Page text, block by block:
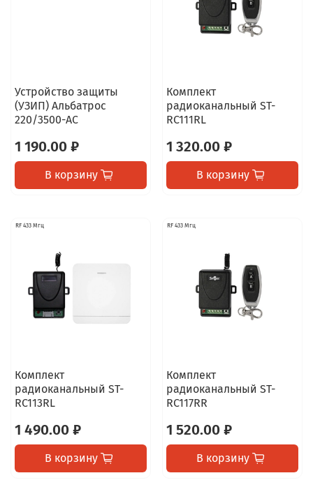
Устройство защиты
(УЗИП) Альбатрос
220/3500-АС
1 190.00 ₽
В корзину
Комплект
радиоканальный ST-
RC111RL
1 320.00 ₽
В корзину
RF 433 Мгц
Комплект
радиоканальный ST-
RC113RL
1 490.00 ₽
В корзину
RF 433 Мгц
Комплект
радиоканальный ST-
RC117RR
1 520.00 ₽
В корзину